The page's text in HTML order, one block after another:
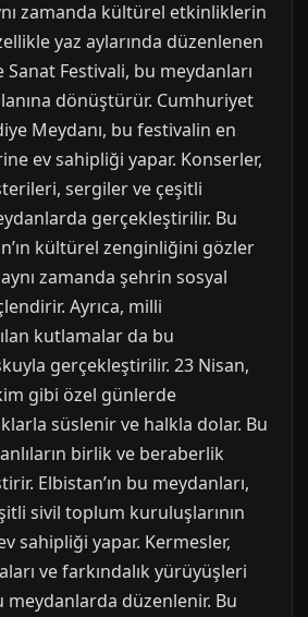
zamanda kültürel etkinliklerin
yaz aylarında düzenlenen
Festivali, bu meydanları
dönüştürür. Cumhuriyet
Meydanı, bu festivalin en
ev sahipliği yapar. Konserler,
sergiler ve çeşitli
gerçekleştirilir. Bu
kültürel zenginliğini gözler
zamanda şehrin sosyal
Ayrıca, milli
kutlamalar da bu
gerçekleştirilir. 23 Nisan,
gibi özel günlerde
süslenir ve halkla dolar. Bu
birlik ve beraberlik
Elbistan’ın bu meydanları,
sivil toplum kuruluşlarının
sahipliği yapar. Kermesler,
ve farkındalık yürüyüşleri
meydanlarda düzenlenir. Bu